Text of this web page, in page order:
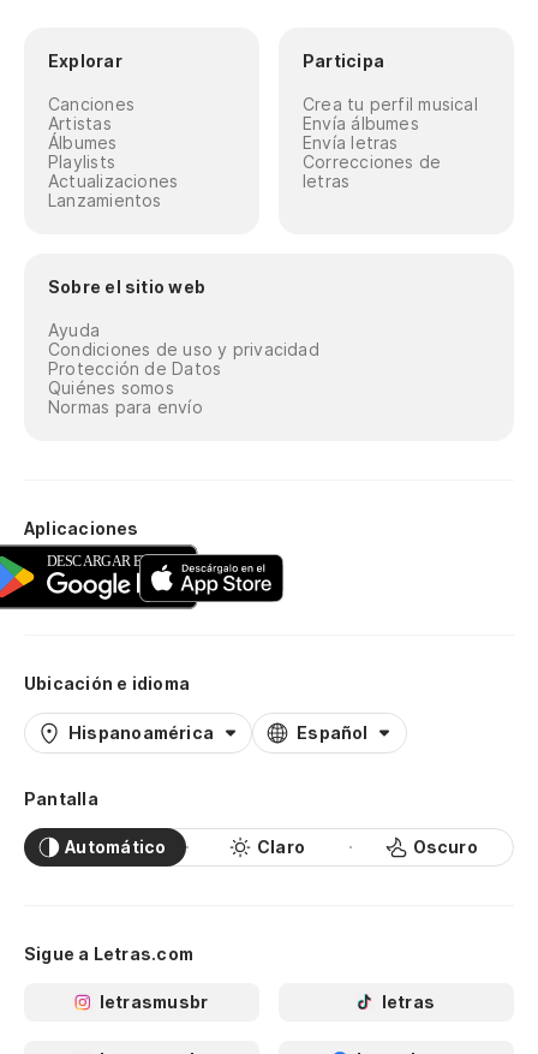
Explorar
Canciones
Artistas
Álbumes
Playlists
Actualizaciones
Lanzamientos
Participa
Crea tu perfil musical
Envía álbumes
Envía letras
Correcciones de
letras
Sobre el sitio web
Ayuda
Condiciones de uso y privacidad
Protección de Datos
Quiénes somos
Normas para envío
Aplicaciones
Ubicación e idioma
Hispanoamérica Español
Pantalla
Automático Claro Oscuro
Sigue a Letras.com
letrasmusbr letras